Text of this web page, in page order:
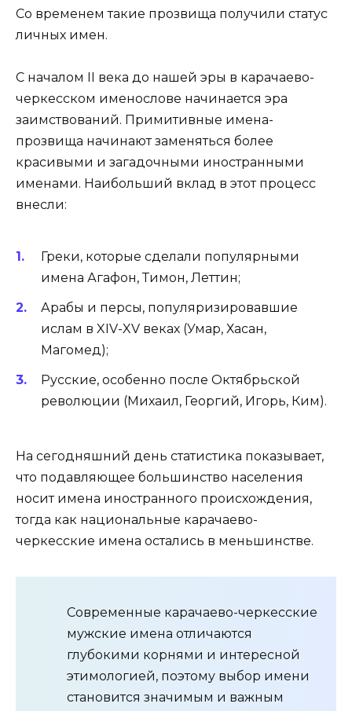
Со временем такие прозвища получили статус
личных имен.
С началом II века до нашей эры в карачаево-
черкесском именослове начинается эра
заимствований. Примитивные имена-
прозвища начинают заменяться более
красивыми и загадочными иностранными
именами. Наибольший вклад в этот процесс
внесли:
Греки, которые сделали популярными
имена Агафон, Тимон, Леттин;
Арабы и персы, популяризировавшие
ислам в XIV-XV веках (Умар, Хасан,
Магомед);
Русские, особенно после Октябрьской
революции (Михаил, Георгий, Игорь, Ким).
На сегодняшний день статистика показывает,
что подавляющее большинство населения
носит имена иностранного происхождения,
тогда как национальные карачаево-
черкесские имена остались в меньшинстве.
Современные карачаево-черкесские
мужские имена отличаются
глубокими корнями и интересной
этимологией, поэтому выбор имени
становится значимым и важным